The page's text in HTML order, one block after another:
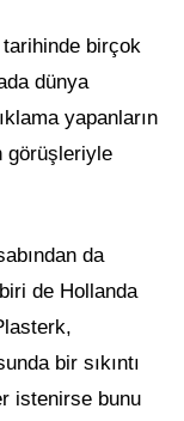
birçok
dünya
yapanların
görüşleriyle
da
de Hollanda
bir sıkıntı
istenirse bunu